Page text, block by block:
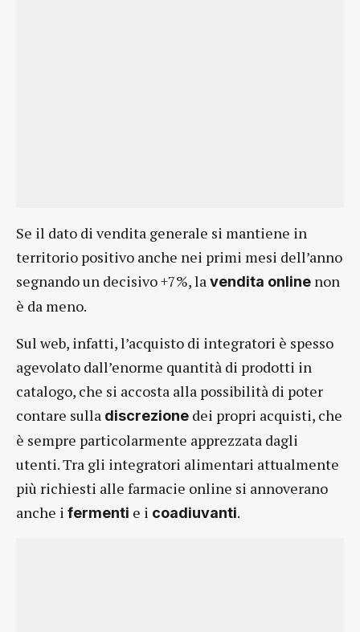
Se il dato di vendita generale si mantiene in
territorio positivo anche nei primi mesi dell’anno
segnando un decisivo +7%, lavendita online non
è da meno.
Sul web, infatti, l’acquisto di integratori è spesso
agevolato dall’enorme quantità di prodotti in
catalogo, che si accosta alla possibilità di poter
contare sulla discrezione dei propri acquisti, che
è sempre particolarmente apprezzata dagli
utenti. Tra gli integratori alimentari attualmente
più richiesti alle farmacie online si annoverano
anche i fermenti e i coadiuvanti.